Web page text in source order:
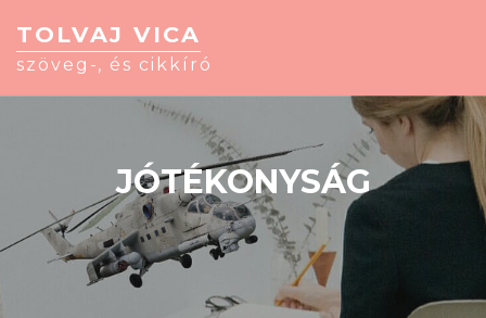
TOLVAJ VICA
szöveg-, és cikkíró
JÓTÉKONYSÁG